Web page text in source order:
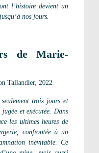
l’histoire devient un
nos jours.
de Marie-
Tallandier, 2022
trois jours et
et exécutée. Dans
les ultimes heures de
confrontée à un
inévitable. Ce